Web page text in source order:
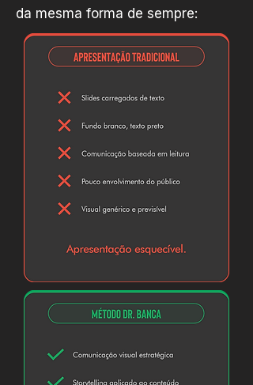
da mesma forma de sempre: